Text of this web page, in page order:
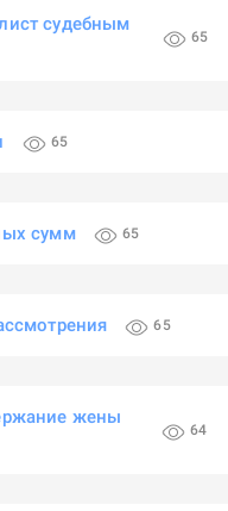
судебным
65
65
сумм 65
65
жены
64